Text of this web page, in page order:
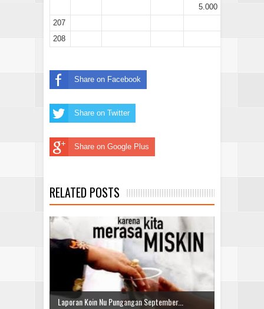
5.000
207
208
Share on Facebook
Share on Twitter
Share on Google Plus
RELATED POSTS
Laporan Koin Nu Pungangan September...